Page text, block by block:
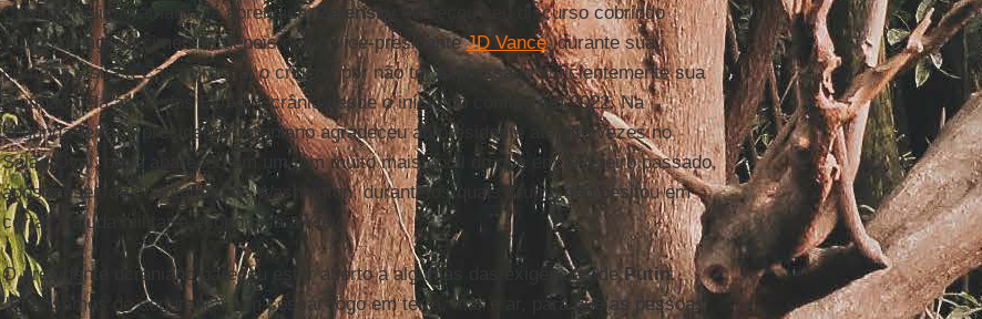
Com outra lição amarga já aprendida,Zelensky
começou seu discurso cobrindo
Trump de agradecimentos depois que o vice-presidenteJD Vance, durante sua
primeira visita à Casa Branca, o criticou por não ter expressado suficientemente sua
gratidão pela ajuda dos EUA à Ucrânia desde o início do conflito em 2022. Na
segunda-feira, o presidente ucraniano agradeceu ao presidente até oito vezes no
Salão Oval, onde apareceu em um tom muito mais dócil do que em fevereiro passado,
após meses de chantagem de Washington, durante os quais Trump não hesitou em
cortar a ajuda militar e econômica a Kiev.
O presidente ucraniano pareceu estar aberto a algumas das exigências dePutin.
"Precisamos de segurança, um cessar-fogo em terra, mar e ar, para que as pessoas